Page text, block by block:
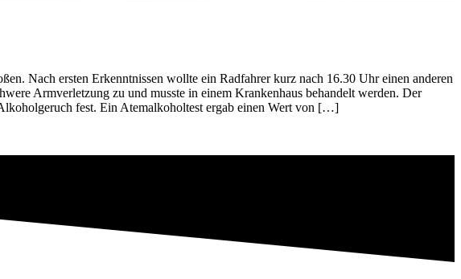
Nach ersten Erkenntnissen wollte ein Radfahrer kurz nach 16.30 Uhr einen anderen
Armverletzung zu und musste in einem Krankenhaus behandelt werden. Der
fest. Ein Atemalkoholtest ergab einen Wert von […]